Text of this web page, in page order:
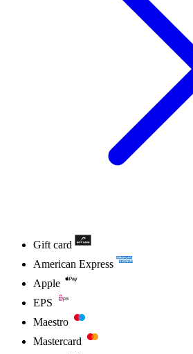
Gift card
American Express
Apple
EPS
Maestro
Mastercard